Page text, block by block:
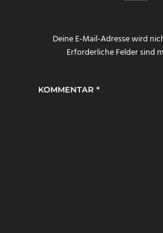
Deine E-Mail-Adresse wird
Erforderliche Felder sind
KOMMENTAR *